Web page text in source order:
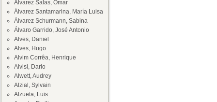
Álvarez Salas, Omar
Álvarez Santamarina, María Luisa
Álvarez Schurmann, Sabina
Álvaro Garrido, José Antonio
Alves, Daniel
Alves, Hugo
Alvim Corrêa, Henrique
Alvisi, Dario
Alwett, Audrey
Alzial, Sylvain
Alzueta, Luis